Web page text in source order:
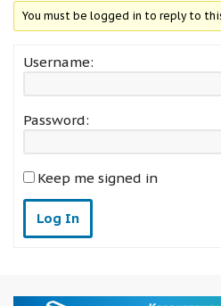
You must be logged in to reply to
Username:
Password:
Keep me signed in
Log In